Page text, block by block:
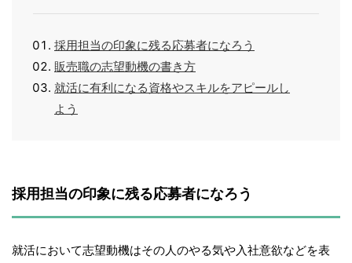
採用担当の印象に残る応募者になろう
販売職の志望動機の書き方
就活に有利になる資格やスキルをアピールし
よう
採用担当の印象に残る応募者になろう
就活において志望動機はその人のやる気や入社意欲などを表